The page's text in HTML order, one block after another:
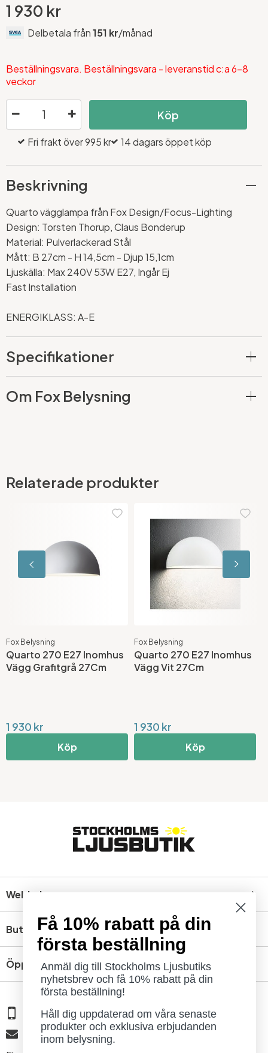
1 930 kr
Delbetala från151 kr/månad
Beställningsvara. Beställningsvara - leveranstid c:a 6-8
veckor
Köp
Fri frakt över 995 kr 14 dagars öppet köp
Beskrivning
Quarto vägglampa från Fox Design/Focus-Lighting
Design: Torsten Thorup, Claus Bonderup
Material: Pulverlackerad Stål
Mått: B 27cm - H 14,5cm - Djup 15,1cm
Ljuskälla: Max 240V 53W E27, Ingår Ej
Fast Installation
ENERGIKLASS: A-E
Specifikationer
Om Fox Belysning
Relaterade produkter
Fox Belysning
Quarto 270 E27 Inomhus
Vägg Grafitgrå 27Cm
1 930 kr
Köp
Fox Belysning
Quarto 270 E27 Inomhus
Vägg Vit 27Cm
1 930 kr
Köp
Webbshop
Butik
Öppettider
08 - 654 29 00
info@ljusbutik.se
Få 10% rabatt på din
första beställning
Anmäl dig till Stockholms Ljusbutiks
nyhetsbrev och få 10% rabatt på din
första beställning!
Håll dig uppdaterad om våra senaste
produkter och exklusiva erbjudanden
inom belysning.